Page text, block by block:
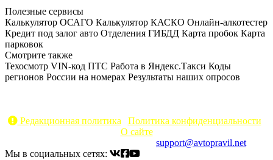
Полезные сервисы
Калькулятор ОСАГО Калькулятор КАСКО Онлайн-алкотестер
Кредит под залог авто Отделения ГИБДД Карта пробок Карта
парковок
Смотрите также
Техосмотр VIN-код ПТС Работа в Яндекс.Такси Коды
регионов России на номерах Результаты наших опросов
Редакционная политика| Политика конфиденциальности
О сайте
support@avtopravil.net
Мы в социальных сетях: